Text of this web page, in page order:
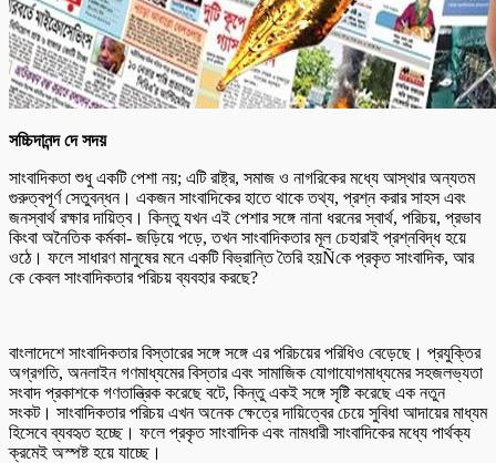
সচ্চিদানন্দ দে সদয়
সাংবাদিকতা শুধু একটি পেশা নয়; এটি রাষ্ট্র, সমাজ ও নাগরিকের মধ্যে আস্থার অন্যতম
গুরুত্বপূর্ণ সেতুবন্ধন। একজন সাংবাদিকের হাতে থাকে তথ্য, প্রশ্ন করার সাহস এবং
জনস্বার্থ রক্ষার দায়িত্ব। কিন্তু যখন এই পেশার সঙ্গে নানা ধরনের স্বার্থ, পরিচয়, প্রভাব
কিংবা অনৈতিক কর্মকা- জড়িয়ে পড়ে, তখন সাংবাদিকতার মূল চেহারাই প্রশ্নবিদ্ধ হয়ে
ওঠে। ফলে সাধারণ মানুষের মনে একটি বিভ্রান্তি তৈরি হয়Ñকে প্রকৃত সাংবাদিক, আর
কে কেবল সাংবাদিকতার পরিচয় ব্যবহার করছে?
বাংলাদেশে সাংবাদিকতার বিস্তারের সঙ্গে সঙ্গে এর পরিচয়ের পরিধিও বেড়েছে। প্রযুক্তির
অগ্রগতি, অনলাইন গণমাধ্যমের বিস্তার এবং সামাজিক যোগাযোগমাধ্যমের সহজলভ্যতা
সংবাদ প্রকাশকে গণতান্ত্রিক করেছে বটে, কিন্তু একই সঙ্গে সৃষ্টি করেছে এক নতুন
সংকট। সাংবাদিকতার পরিচয় এখন অনেক ক্ষেত্রে দায়িত্বের চেয়ে সুবিধা আদায়ের মাধ্যম
হিসেবে ব্যবহৃত হচ্ছে। ফলে প্রকৃত সাংবাদিক এবং নামধারী সাংবাদিকের মধ্যে পার্থক্য
ক্রমেই অস্পষ্ট হয়ে যাচ্ছে।